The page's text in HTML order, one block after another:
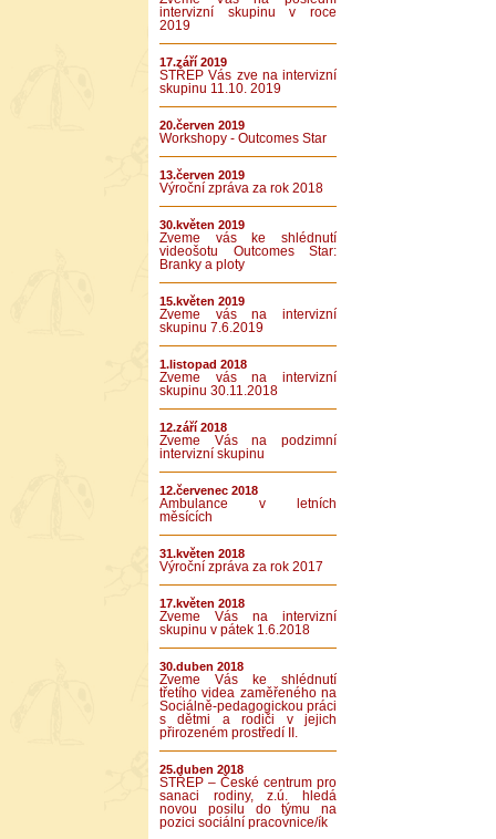
intervizní skupinu v roce
2019
17.září 2019
STŘEP Vás zve na intervizní
skupinu 11.10. 2019
20.červen 2019
Workshopy - Outcomes Star
13.červen 2019
Výroční zpráva za rok 2018
30.květen 2019
Zveme vás ke shlédnutí
videošotu Outcomes Star:
Branky a ploty
15.květen 2019
Zveme vás na intervizní
skupinu 7.6.2019
1.listopad 2018
Zveme vás na intervizní
skupinu 30.11.2018
12.září 2018
Zveme Vás na podzimní
intervizní skupinu
12.červenec 2018
Ambulance v letních
měsících
31.květen 2018
Výroční zpráva za rok 2017
17.květen 2018
Zveme Vás na intervizní
skupinu v pátek 1.6.2018
30.duben 2018
Zveme Vás ke shlédnutí
třetího videa zaměřeného na
Sociálně-pedagogickou práci
s dětmi a rodiči v jejich
přirozeném prostředí II.
25.duben 2018
STŘEP – České centrum pro
sanaci rodiny, z.ú. hledá
novou posilu do týmu na
pozici sociální pracovnice/ík